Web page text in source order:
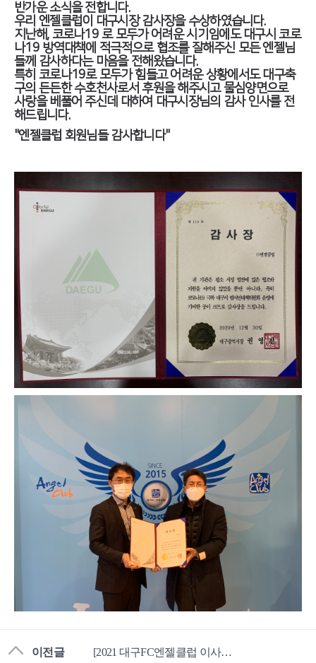
반가운 소식을 전합니다.
우리 엔젤클럽이 대구시장 감사장을 수상하였습니다.
지난해, 코로나19 로 모두가 어려운 시기임에도 대구시 코로
나19 방역대책에 적극적으로 협조를 잘해주신 모든 엔젤님
들께 감사하다는 마음을 전해왔습니다.
특히 코로나19로 모두가 힘들고 어려운 상황에서도 대구축
구의 든든한 수호천사로서 후원을 해주시고 물심양면으로
사랑을 베풀어 주신데 대하여 대구시장님의 감사 인사를 전
해드립니다.
"엔젤클럽 회원님들 감사합니다"
이전글 [2021 대구FC엔젤클럽 이사회 및 정기총회]